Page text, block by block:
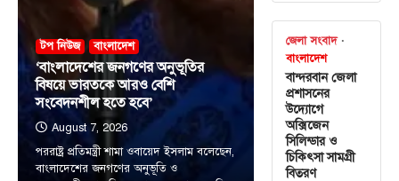
টপ নিউজ বাংলাদেশ
‘বাংলাদেশের জনগণের অনুভূতির
বিষয়ে ভারতকে আরও বেশি
সংবেদনশীল হতে হবে’
August 7, 2026
পররাষ্ট্র প্রতিমন্ত্রী শামা ওবায়েদ ইসলাম বলেছেন,
বাংলাদেশের জনগণের অনুভূতি ও
জেলা সংবাদ
বাংলাদেশ
বান্দরবান জেলা
প্রশাসনের
উদ্যোগে
অক্সিজেন
সিলিন্ডার ও
চিকিৎসা সামগ্রী
বিতরণ